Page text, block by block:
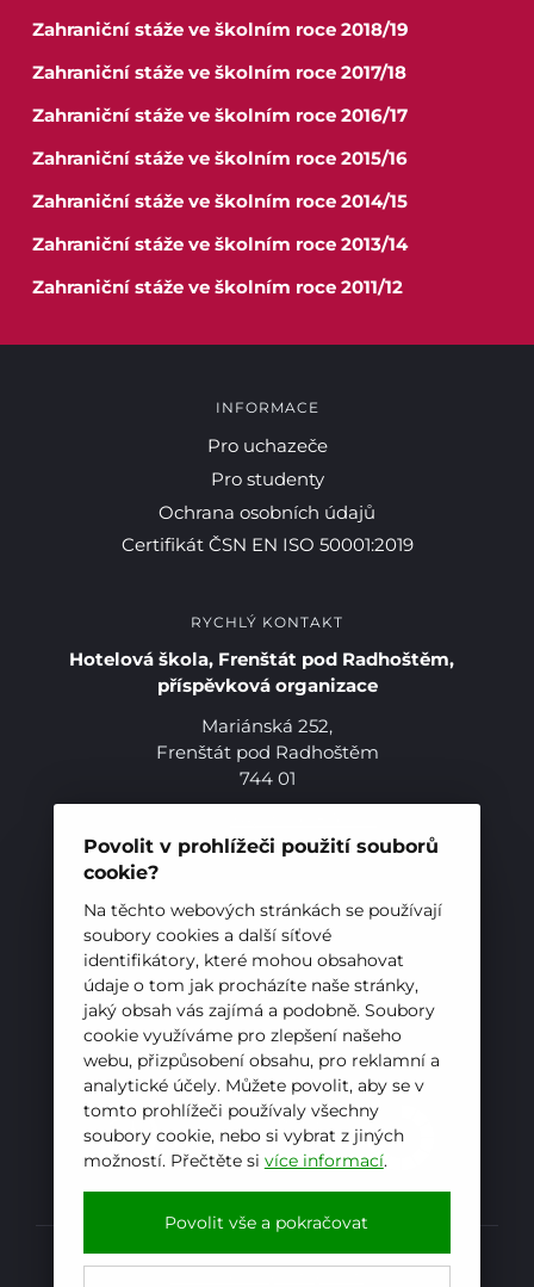
Povolit v prohlížeči použití souborů
cookie?
Na těchto webových stránkách se používají
soubory cookies a další síťové
identifikátory, které mohou obsahovat
údaje o tom jak procházíte naše stránky,
jaký obsah vás zajímá a podobně. Soubory
cookie využíváme pro zlepšení našeho
webu, přizpůsobení obsahu, pro reklamní a
analytické účely. Můžete povolit, aby se v
tomto prohlížeči používaly všechny
soubory cookie, nebo si vybrat z jiných
možností. Přečtěte si více informací.
Povolit vše a pokračovat
Pro studenty
Zahraniční stáže ve školním roce 2018/19
Zahraniční stáže ve školním roce 2017/18
Zahraniční stáže ve školním roce 2016/17
Zahraniční stáže ve školním roce 2015/16
Zahraniční stáže ve školním roce 2014/15
Zahraniční stáže ve školním roce 2013/14
Zahraniční stáže ve školním roce 2011/12
INFORMACE
Pro uchazeče
Pro studenty
Ochrana osobních údajů
Certifikát ČSN EN ISO 50001:2019
RYCHLÝ KONTAKT
Hotelová škola, Frenštát pod Radhoštěm,
příspěvková organizace
Mariánská 252,
Frenštát pod Radhoštěm
744 01
E-mail:sekretariat@hotelovkafren.cz
Datová schránka: bc5jrez
IČ: 00576441
ZŘIZOVATEL
Hotelová škola, Frenštát pod Radhoštěm je
příspěvkovou organizací zřizovanou
Moravskoslezským krajem